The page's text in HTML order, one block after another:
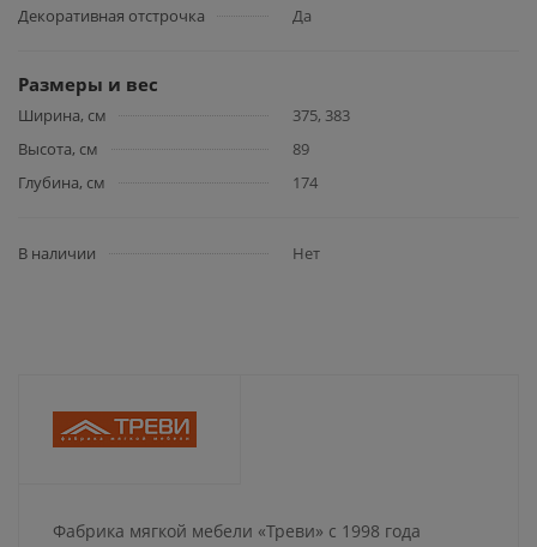
Декоративная отстрочка Да
Размеры и вес
Ширина, см
375, 383
Высота, см
89
Глубина, см
174
В наличии Нет
Фабрика мягкой мебели «Треви» с 1998 года